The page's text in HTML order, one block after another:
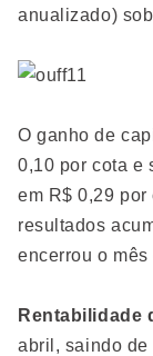
anualizado)
O ganho de
0,10 por cota e
em R$ 0,29
resultados
encerrou o
Rentabilidade
abril, saindo de